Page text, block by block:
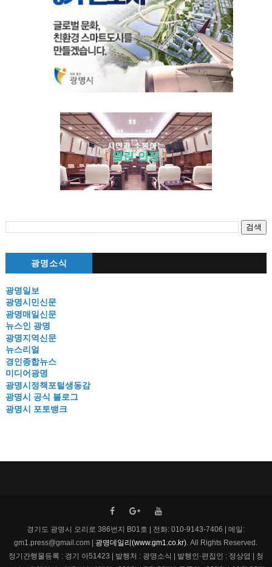
광명소식
광명일보
광명시민신문
광명매일신문
뉴스인 광명
광명지역신문
뉴스리얼
경인종합뉴스
미디어광명
광명시정책포털생동감
광명시 공식 블로그
광명시 포토뱅크
경기도 광명시 오리로 386번지 B01호 | 전화: 010-9143-7406 | 메일:
gm1.press@gmail.com | 광명데일리(www.gm1.co.kr). All Rights Reserved.
정기간행물등록 : 경기 아51423 | 발행처 : 광명소식 | 발행인·편집인 : 정상엽 | 청